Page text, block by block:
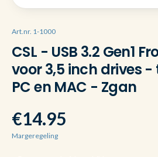
Art.nr. 1-1000
CSL - USB 3.2 Gen1
voor 3,5 inch drives -
PC en MAC - Zgan
€14.95
Margeregeling